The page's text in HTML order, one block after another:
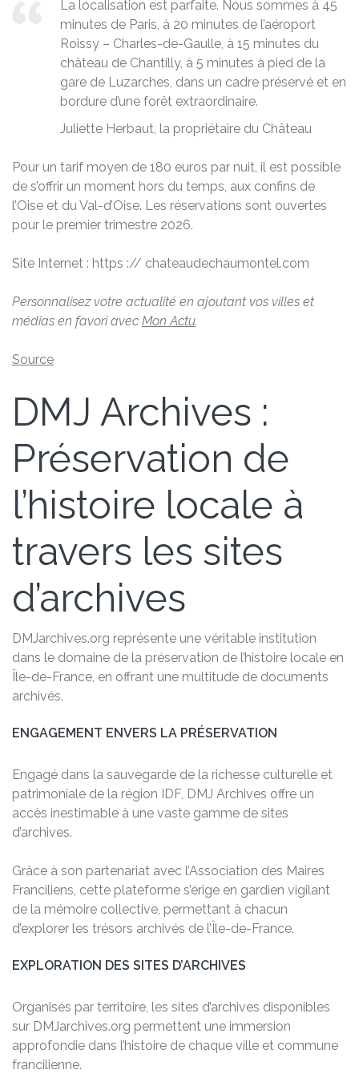
La localisation est parfaite. Nous sommes à 45
minutes de Paris, à 20 minutes de l’aéroport
Roissy – Charles-de-Gaulle, à 15 minutes du
château de Chantilly, à 5 minutes à pied de la
gare de Luzarches, dans un cadre préservé et en
bordure d’une forêt extraordinaire.
Juliette Herbaut, la propriétaire du Château
Pour un tarif moyen de 180 euros par nuit, il est possible
de s’offrir un moment hors du temps, aux confins de
l’Oise et du Val-d’Oise. Les réservations sont ouvertes
pour le premier trimestre 2026.
Site Internet : https :// chateaudechaumontel.com
Personnalisez votre actualité en ajoutant vos villes et
médias en favori avec Mon Actu.
Source
DMJ Archives :
Préservation de
l’histoire locale à
travers les sites
d’archives
DMJarchives.org représente une véritable institution
dans le domaine de la préservation de l’histoire locale en
Île-de-France, en offrant une multitude de documents
archivés.
ENGAGEMENT ENVERS LA PRÉSERVATION
Engagé dans la sauvegarde de la richesse culturelle et
patrimoniale de la région IDF, DMJ Archives offre un
accès inestimable à une vaste gamme de sites
d’archives.
Grâce à son partenariat avec l’Association des Maires
Franciliens, cette plateforme s’érige en gardien vigilant
de la mémoire collective, permettant à chacun
d’explorer les trésors archivés de l’Île-de-France.
EXPLORATION DES SITES D’ARCHIVES
Organisés par territoire, les sites d’archives disponibles
sur DMJarchives.org permettent une immersion
approfondie dans l’histoire de chaque ville et commune
francilienne.